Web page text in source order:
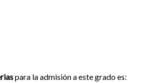
para la admisión a este grado es: